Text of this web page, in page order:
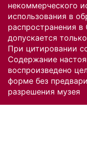
некоммерческого
использования в
распространения
допускается
При цитировании
Содержание
воспроизведено
форме без
разрешения музея